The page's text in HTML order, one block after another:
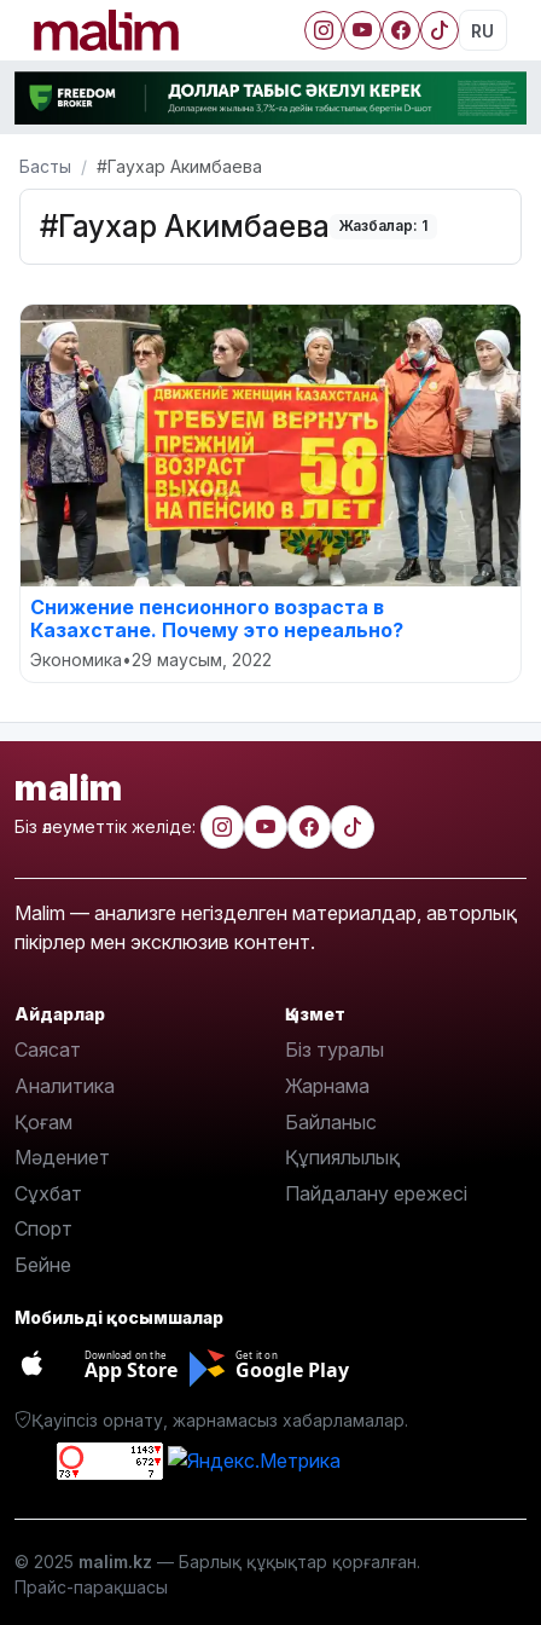
RU
Басты #Гаухар Акимбаева
#Гаухар Акимбаева Жазбалар: 1
Снижение пенсионного возраста в
Казахстане. Почему это нереально?
Экономика•29 маусым, 2022
malim
Біз әлеуметтік желіде:
Malim — анализге негізделген материалдар, авторлық
пікірлер мен эксклюзив контент.
Айдарлар
Саясат
Аналитика
Қоғам
Мәдениет
Сұхбат
Спорт
Бейне
Қызмет
Біз туралы
Жарнама
Байланыс
Құпиялылық
Пайдалану ережесі
Мобильді қосымшалар
Download on the
App Store
Get it on
Google Play
Қауіпсіз орнату, жарнамасыз хабарламалар.
© 2025 malim.kz — Барлық құқықтар қорғалған.
Прайс-парақшасы